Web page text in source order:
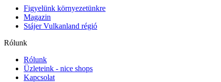
Figyelünk környezetünkre
Magazin
Stájer Vulkanland régió
Rólunk
Rólunk
Üzleteink - nice shops
Kapcsolat